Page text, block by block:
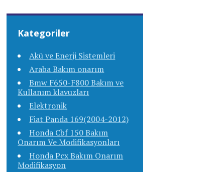
Kategoriler
Akü ve Enerji Sistemleri
Araba Bakım onarım
Bmw F650-F800 Bakım ve
Kullanım klavuzları
Elektronik
Fiat Panda 169(2004-2012)
Honda Cbf 150 Bakım
Onarım Ve Modifikasyonları
Honda Pcx Bakım Onarım
Modifikasyon